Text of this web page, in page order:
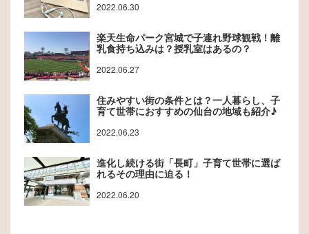
2022.06.30
楽天生命パーク宮城で子連れ野球観戦！離
乳食持ち込みは？授乳室はあるの？
2022.06.27
住みやすい街の条件とは？一人暮らし、子
育て世帯におすすめの仙台の地域も紹介♪
2022.06.23
進化し続ける街「長町」子育て世帯に選ば
れるその理由に迫る！
2022.06.20